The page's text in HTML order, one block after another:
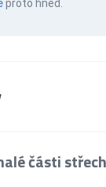
proto hned.
části